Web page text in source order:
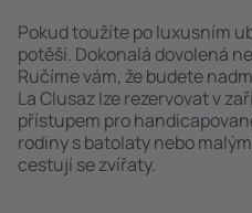
Pokud toužíte po luxusním
potěší. Dokonalá dovolená
Ručíme vám, že budete
La Clusaz lze rezervovat v
přístupem pro
rodiny s batolaty nebo
cestují se zvířaty.